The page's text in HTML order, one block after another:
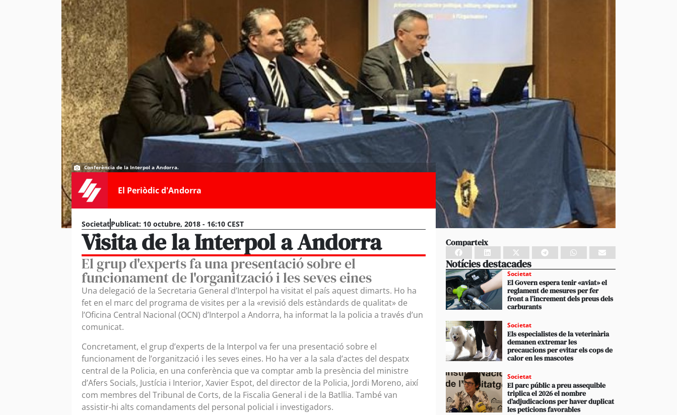
Conferència de la Interpol a Andorra.
El Periòdic d'Andorra
SocietatPublicat: 10 octubre, 2018 - 16:10 CEST
Visita de la Interpol a Andorra
El grup d'experts fa una presentació sobre el
funcionament de l'organització i les seves eines
Una delegació de la Secretaria General d’Interpol ha visitat el país aquest dimarts. Ho ha
fet en el marc del programa de visites per a la «revisió dels estàndards de qualitat» de
l’Oficina Central Nacional (OCN) d’Interpol a Andorra, ha informat la la policia a través d’un
comunicat.
Concretament, el grup d’experts de la Interpol va fer una presentació sobre el
funcionament de l’organització i les seves eines. Ho ha ver a la sala d’actes del despatx
central de la Policia, en una conferència que va comptar amb la presència del ministre
d’Afers Socials, Justícia i Interior, Xavier Espot, del director de la Policia, Jordi Moreno, així
com membres del Tribunal de Corts, de la Fiscalia General i de la Batllia. També van
assistir-hi alts comandaments del personal policial i investigadors.
Comparteix
Notícies destacades
Societat
El Govern espera tenir «aviat» el
reglament de mesures per fer
front a l’increment dels preus dels
carburants
Societat
Els especialistes de la veterinària
demanen extremar les
precaucions per evitar els cops de
calor en les mascotes
Societat
El parc públic a preu assequible
triplica el 2026 el nombre
d’adjudicacions per haver duplicat
les peticions favorables